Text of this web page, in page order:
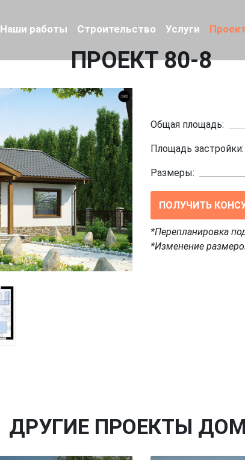
Наши работы Строительство Услуги
ПРОЕКТ 80-8
Общая площадь:
Площадь застройки:
Размеры:
ПОЛУЧИТЬ
*Перепланировка
*Изменение
ДРУГИЕ ПРОЕКТЫ